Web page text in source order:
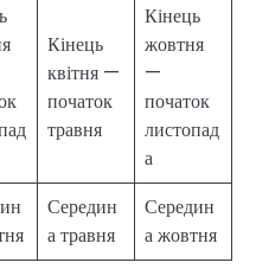
Кінець
квітня —
початок
травня
Кінець
жовтня
—
початок
листопад
а
Середин
а травня
Середин
а жовтня